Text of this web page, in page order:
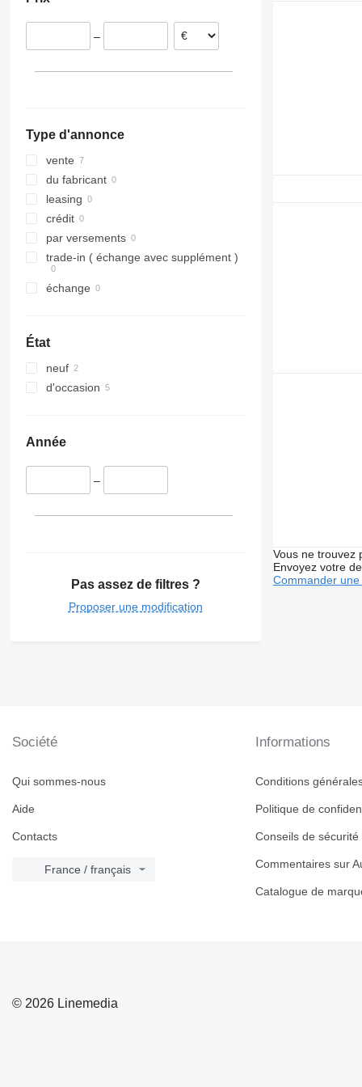
Espagne
Hongrie
–
Type d'annonce
vente
du fabricant
leasing
crédit
par versements
trade-in ( échange avec supplément )
échange
État
neuf
d'occasion
Année
–
Pas assez de filtres ?
Proposer une modification
Vous ne trouvez
Envoyez votre
Commander
Société
Qui sommes-nous
Aide
Contacts
France / français
Informations
Conditions
Politique de
Conseils de sécurité
Commentaires sur
Catalogue de
© 2026 Linemedia